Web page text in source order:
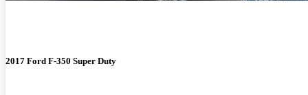
2017 Ford F-350 Super Duty